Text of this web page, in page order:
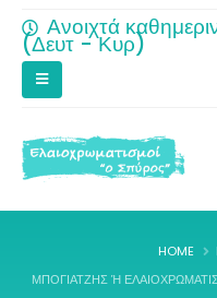
Ανοιχτά
(Δευτ - Κυρ)
HOME
ΜΠΟΓΙΑΤΖΉΣ Ή